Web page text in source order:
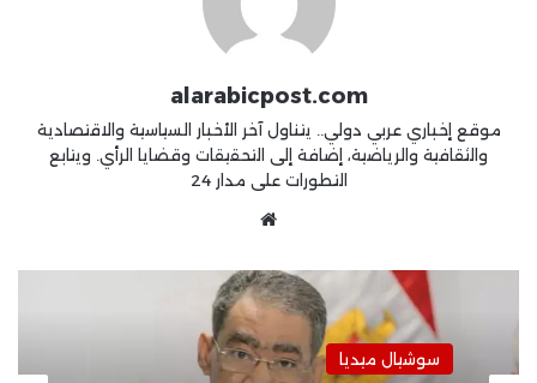
alarabicpost.com
موقع إخباري عربي دولي.. يتناول آخر الأخبار السياسية والاقتصادية
والثقافية والرياضية، إضافة إلى التحقيقات وقضايا الرأي. ويتابع
التطورات على مدار 24
سوشيال ميديا